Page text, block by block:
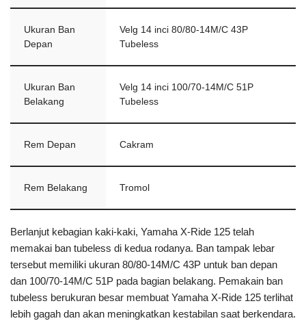
Ukuran Ban
Depan
Velg 14 inci 80/80-14M/C 43P
Tubeless
Ukuran Ban
Belakang
Velg 14 inci 100/70-14M/C 51P
Tubeless
Rem Depan Cakram
Rem Belakang Tromol
Berlanjut kebagian kaki-kaki, Yamaha X-Ride 125 telah
memakai ban tubeless di kedua rodanya. Ban tampak lebar
tersebut memiliki ukuran 80/80-14M/C 43P untuk ban depan
dan 100/70-14M/C 51P pada bagian belakang. Pemakain ban
tubeless berukuran besar membuat Yamaha X-Ride 125 terlihat
lebih gagah dan akan meningkatkan kestabilan saat berkendara.